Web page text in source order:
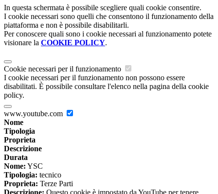
In questa schermata è possibile scegliere quali cookie consentire.
I cookie necessari sono quelli che consentono il funzionamento della
piattaforma e non è possibile disabilitarli.
Per conoscere quali sono i cookie necessari al funzionamento potete
visionare la COOKIE POLICY.
Cookie necessari per il funzionamento
I cookie necessari per il funzionamento non possono essere
disabilitati. È possibile consultare l'elenco nella pagina della cookie
policy.
www.youtube.com
Nome
Tipologia
Proprieta
Descrizione
Durata
Nome: YSC
Tipologia: tecnico
Proprieta: Terze Parti
Descrizione: Questo cookie è impostato da YouTube per tenere